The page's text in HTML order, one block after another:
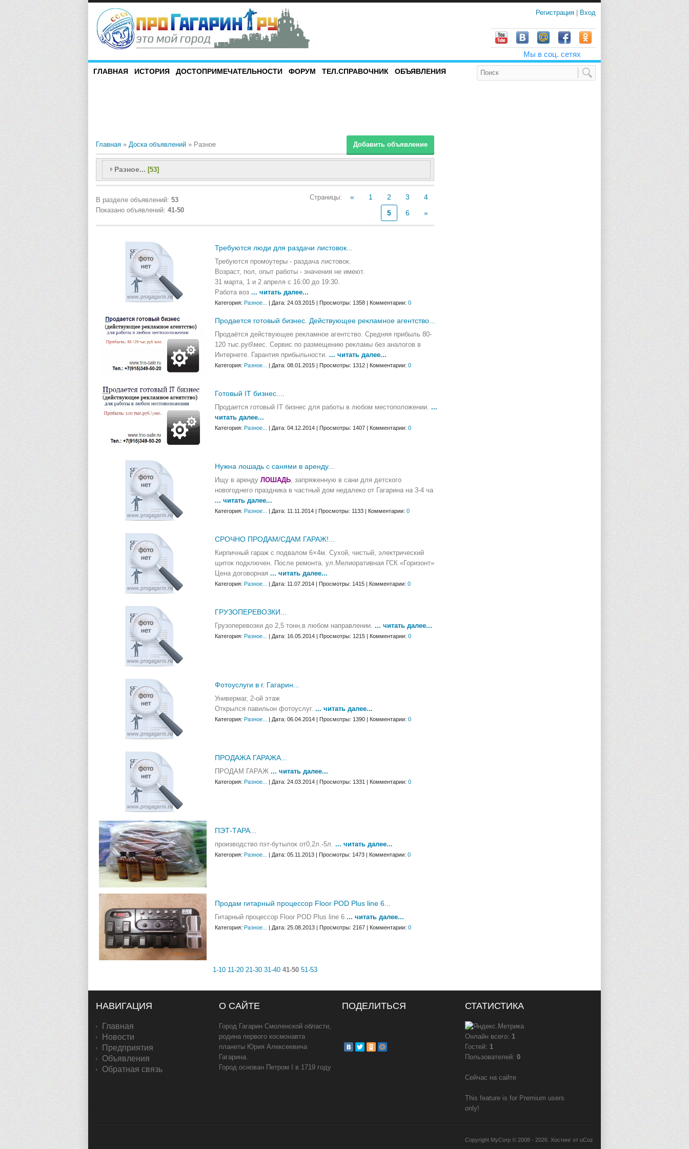
Регистрация Вход
Мы в соц. сетях
ГЛАВНАЯ ИСТОРИЯ ДОСТОПРИМЕЧАТЕЛЬНОСТИ ФОРУМ ТЕЛ.СПРАВОЧНИК ОБЪЯВЛЕНИЯ
Главная » Доска объявлений » Разное Добавить объявление
Разное... [53]
В разделе объявлений: 53
Показано объявлений: 41-50
Страницы: « 1 2 3
4
5
6 »
Требуются люди для раздачи листовок...
Требуются промоутеры - раздача листовок.
Возраст, пол, опыт работы - значения не имеют.
31 марта, 1 и 2 апреля с 16:00 до 19:30.
Работа воз ... читать далее...
Категория: Разное... | Дата: 24.03.2015 | Просмотры: 1358 | Комментарии: 0
Продается готовый бизнес. Действующее рекламное агентство...
Продаётся действующее рекламное агентство. Средняя прибыль 80-
120 тыс.руб\мес. Сервис по размещению рекламы без аналогов в
Интернете. Гарантия прибыльности. ... читать далее...
Категория: Разное... | Дата: 08.01.2015 | Просмотры: 1312 | Комментарии: 0
Готовый IT бизнес....
Продается готовый IT бизнес для работы в любом местоположении. ...
читать далее...
Категория: Разное... | Дата: 04.12.2014 | Просмотры: 1407 | Комментарии: 0
Нужна лошадь с санями в аренду...
Ищу в аренду ЛОШАДЬ , запряженную в сани для детского
новогоднего праздника в частный дом недалеко от Гагарина на 3-4 ча
... читать далее...
Категория: Разное... | Дата: 11.11.2014 | Просмотры: 1133 | Комментарии: 0
СРОЧНО ПРОДАМ/СДАМ ГАРАЖ!...
Кирпичный гараж с подвалом 6×4м. Сухой, чистый, электрический
щиток подключен. После ремонта. ул.Мелиоративная ГСК «Горизонт»
Цена договорная ... читать далее...
Категория: Разное... | Дата: 11.07.2014 | Просмотры: 1415 | Комментарии: 0
ГРУЗОПЕРЕВОЗКИ...
Грузоперевозки до 2,5 тонн,в любом направлении. ... читать далее...
Категория: Разное... | Дата: 16.05.2014 | Просмотры: 1215 | Комментарии: 0
Фотоуслуги в г. Гагарин...
Универмаг, 2-ой этаж
Открылся павильон фотоуслуг. ... читать далее...
Категория: Разное... | Дата: 06.04.2014 | Просмотры: 1390 | Комментарии: 0
ПРОДАЖА ГАРАЖА...
ПРОДАМ ГАРАЖ ... читать далее...
Категория: Разное... | Дата: 24.03.2014 | Просмотры: 1331 | Комментарии: 0
ПЭТ-ТАРА...
производство пэт-бутылок от0,2л.-5л. ... читать далее...
Категория: Разное... | Дата: 05.11.2013 | Просмотры: 1473 | Комментарии: 0
Продам гитарный процессор Floor POD Plus line 6...
Гитарный процессор Floor POD Plus line 6 ... читать далее...
Категория: Разное... | Дата: 25.08.2013 | Просмотры: 2167 | Комментарии: 0
1-10 11-20 21-30 31-40 41-50 51-53
НАВИГАЦИЯ
Главная
Новости
Предприятия
Объявления
Обратная связь
О САЙТЕ
Город Гагарин Смоленской области,
родина первого космонавта
планеты Юрия Алексеевича
Гагарина.
Город основан Петром I в 1719 году
ПОДЕЛИТЬСЯ СТАТИСТИКА
Онлайн всего: 1
Гостей: 1
Пользователей: 0
Сейчас на сайте
This feature is for Premium users
only!
Copyright MyCorp © 2008 - 2026 Хостинг от uCoz